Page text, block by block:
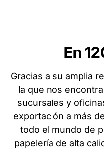
En
Gracias a su amplia
la que nos
sucursales y
exportación a más
todo el mundo de
papelería de alta